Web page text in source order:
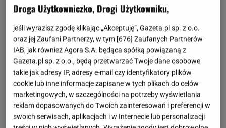
Miszczak o odejściu Cichopek i
Droga Użytkowniczko, Drogi Użytkowniku,
jeśli wyrazisz zgodę klikając „Akceptuję”, Gazeta.pl sp. z o.o.
oraz jej Zaufani Partnerzy, w tym [676] Zaufanych Partnerów
IAB, jak również Agora S.A. będąca spółką powiązaną z
Gazeta.pl sp. z o.o., będą przetwarzać Twoje dane osobowe
takie jak adresy IP, adresy e-mail czy identyfikatory plików
cookie lub inne informacje zapisane w tych plikach do celów
marketingowych, w szczególności na potrzeby wyświetlania
reklam dopasowanych do Twoich zainteresowań i preferencji w
swoich serwisach, aplikacjach i w Internecie lub personalizacji